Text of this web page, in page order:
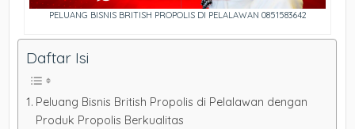
PELUANG BISNIS BRITISH PROPOLIS DI PELALAWAN 0851583642
Daftar Isi
Peluang Bisnis British Propolis di Pelalawan dengan
Produk Propolis Berkualitas